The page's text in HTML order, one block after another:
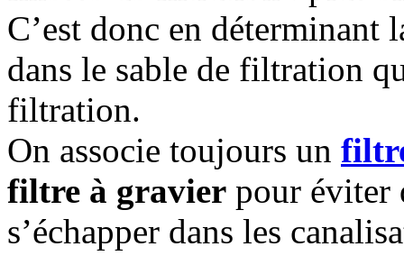
C’est donc en déterminant
dans le sable de filtration
filtration.
On associe toujours un
filtre à gravier pour éviter
s’échapper dans les